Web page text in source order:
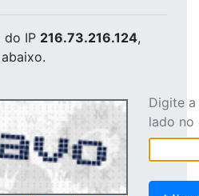
do IP 216.73.216.124,
Digite
lado no